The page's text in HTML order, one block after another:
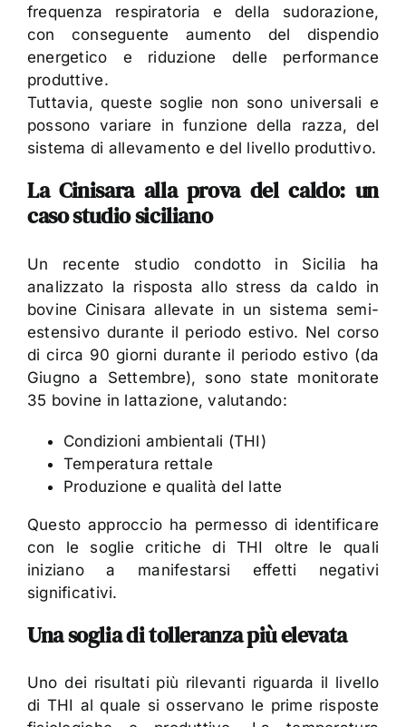
frequenza respiratoria e della sudorazione,
con conseguente aumento del dispendio
energetico e riduzione delle performance
produttive.
Tuttavia, queste soglie non sono universali e
possono variare in funzione della razza, del
sistema di allevamento e del livello produttivo.
La Cinisara alla prova del caldo: un
caso studio siciliano
Un recente studio condotto in Sicilia ha
analizzato la risposta allo stress da caldo in
bovine Cinisara allevate in un sistema semi-
estensivo durante il periodo estivo. Nel corso
di circa 90 giorni durante il periodo estivo (da
Giugno a Settembre), sono state monitorate
35 bovine in lattazione, valutando:
Condizioni ambientali (THI)
Temperatura rettale
Produzione e qualità del latte
Questo approccio ha permesso di identificare
con le soglie critiche di THI oltre le quali
iniziano a manifestarsi effetti negativi
significativi.
Una soglia di tolleranza più elevata
Uno dei risultati più rilevanti riguarda il livello
di THI al quale si osservano le prime risposte